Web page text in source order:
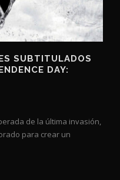
SUBTITULADOS
DAY:
de la última invasión,
para crear un